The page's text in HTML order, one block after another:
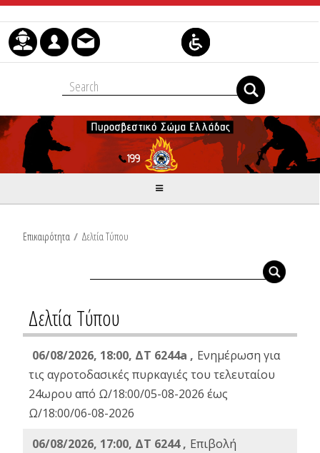
Skip to Content
Επικαιρότητα / Δελτία Τύπου
Δελτία Τύπου
06/08/2026, 18:00, ΔΤ 6244a , Ενημέρωση για
τις αγροτοδασικές πυρκαγιές του τελευταίου
24ωρου από Ω/18:00/05-08-2026 έως
Ω/18:00/06-08-2026
06/08/2026, 17:00, ΔΤ 6244 , Επιβολή